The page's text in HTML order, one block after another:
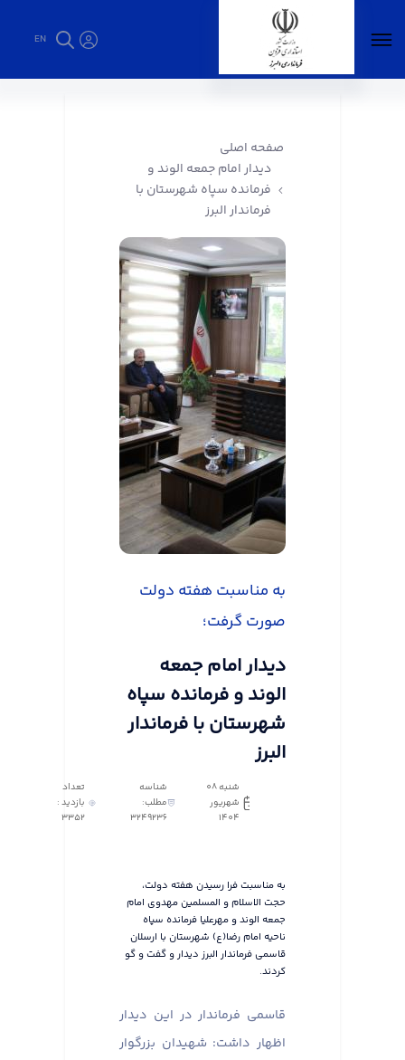
EN
صفحه اصلی
دیدار امام جمعه الوند و
فرمانده سپاه شهرستان با
فرماندار البرز
به مناسبت هفته دولت
صورت گرفت؛
دیدار امام جمعه
الوند و فرمانده سپاه
شهرستان با فرماندار
البرز
شنبه 08
شهریور
1404
شناسه
مطلب:
3249236
تعداد
بازدید :
3352
به مناسبت فرا رسیدن هفته دولت،
حجت الاسلام و المسلمین مهدوی امام
جمعه الوند و مهرعلیا فرمانده سپاه
ناحیه امام رضا(ع) شهرستان با ارسلان
قاسمی فرماندار البرز دیدار و گفت و گو
کردند.
قاسمی فرماندار در این دیدار
اظهار داشت: شهیدان بزرگوار